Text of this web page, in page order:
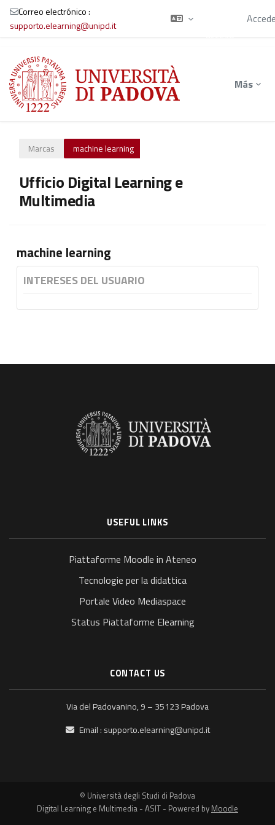
Salta al contenido principal
Correo electrónico :
supporto.elearning@unipd.it
Más
Marcas machine learning
Ufficio Digital Learning e
Multimedia
machine learning
INTERESES DEL USUARIO
USEFUL LINKS
Piattaforme Moodle in Ateneo
Tecnologie per la didattica
Portale Video Mediaspace
Status Piattaforme Elearning
CONTACT US
Via del Padovanino, 9 – 35123 Padova
Email : supporto.elearning@unipd.it
© Università degli Studi di Padova
Digital Learning e Multimedia - ASIT - Powered by Moodle